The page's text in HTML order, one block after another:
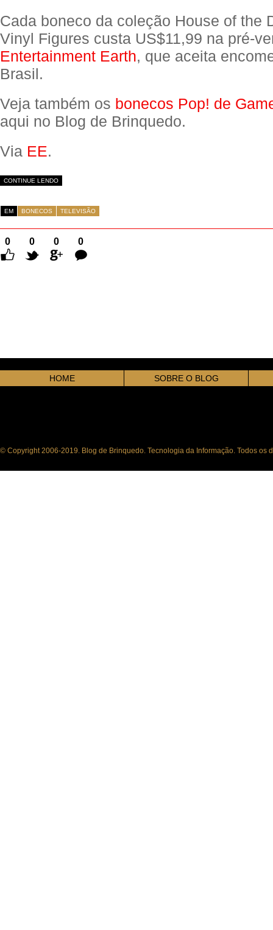
Cada boneco da coleção House of the
Vinyl Figures custa US$11,99 na pré-
Entertainment Earth, que aceita
Brasil.
Veja também os bonecos Pop! de
aqui no Blog de Brinquedo.
Via EE.
CONTINUE LENDO
EM BONECOS TELEVISÃO
0 0 0
0
Comentários
HOME SOBRE O BLOG
© Copyright 2006-2019. Blog de Brinquedo. Tecnologia da Informação. Todos os